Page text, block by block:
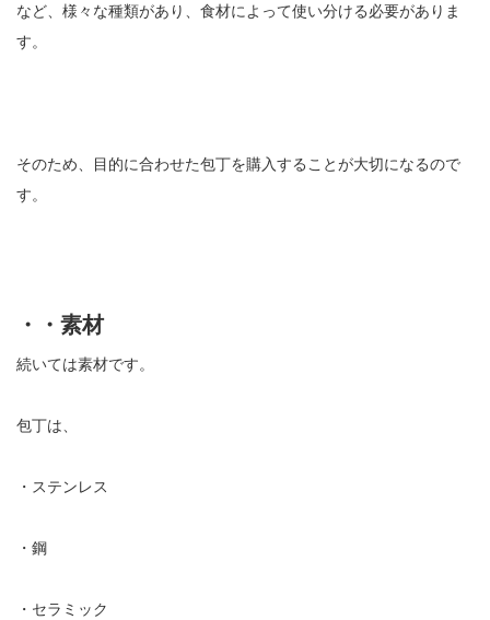
など、様々な種類があり、食材によって使い分ける必要がありま
す。
そのため、目的に合わせた包丁を購入することが大切になるので
す。
・・素材
続いては素材です。
包丁は、
・ステンレス
・鋼
・セラミック